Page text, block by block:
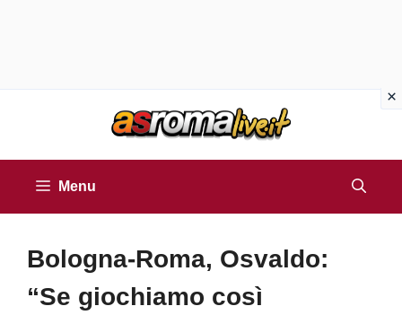
Menu
Bologna-Roma, Osvaldo:
“Se giochiamo così